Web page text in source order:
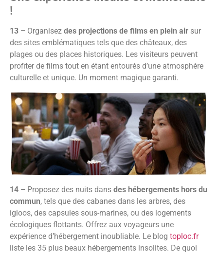
!
13 – Organisez des projections de films en plein air sur
des sites emblématiques tels que des châteaux, des
plages ou des places historiques. Les visiteurs peuvent
profiter de films tout en étant entourés d’une atmosphère
culturelle et unique. Un moment magique garanti.
14 – Proposez des nuits dans des hébergements hors du
commun, tels que des cabanes dans les arbres, des
igloos, des capsules sous-marines, ou des logements
écologiques flottants. Offrez aux voyageurs une
expérience d’hébergement inoubliable. Le blog toploc.fr
liste les 35 plus beaux hébergements insolites. De quoi